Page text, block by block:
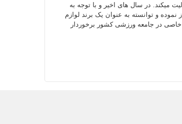
میکند. در سال های اخیر و با توجه به
و توانسته به عنوان یک برند لوازم
خاصی در جامعه ورزشی کشور برخوردار